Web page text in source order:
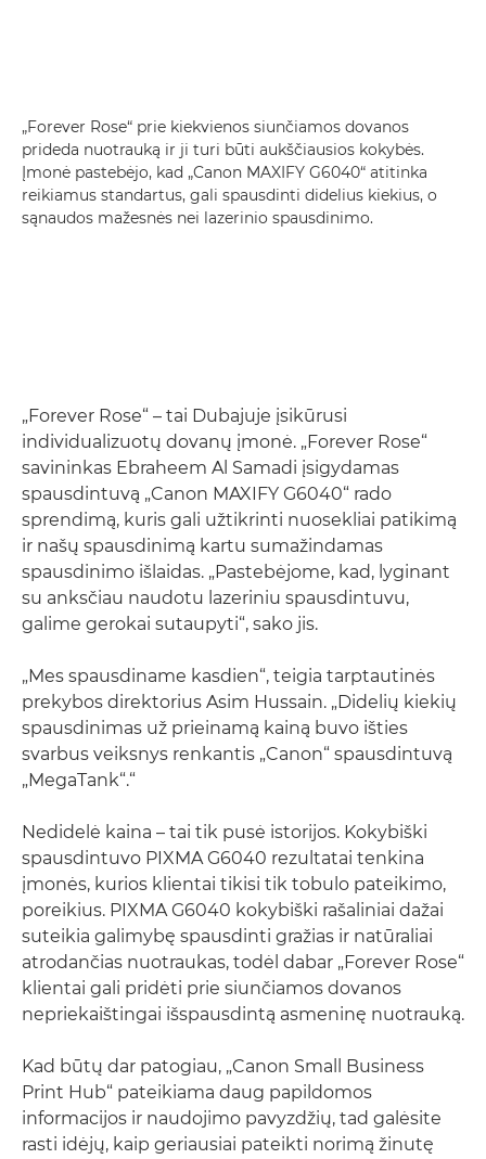
„Forever Rose“ prie kiekvienos siunčiamos dovanos
prideda nuotrauką ir ji turi būti aukščiausios kokybės.
Įmonė pastebėjo, kad „Canon MAXIFY G6040“ atitinka
reikiamus standartus, gali spausdinti didelius kiekius, o
sąnaudos mažesnės nei lazerinio spausdinimo.
„Forever Rose“ – tai Dubajuje įsikūrusi
individualizuotų dovanų įmonė. „Forever Rose“
savininkas Ebraheem Al Samadi įsigydamas
spausdintuvą „Canon MAXIFY G6040“ rado
sprendimą, kuris gali užtikrinti nuosekliai patikimą
ir našų spausdinimą kartu sumažindamas
spausdinimo išlaidas. „Pastebėjome, kad, lyginant
su anksčiau naudotu lazeriniu spausdintuvu,
galime gerokai sutaupyti“, sako jis.
„Mes spausdiname kasdien“, teigia tarptautinės
prekybos direktorius Asim Hussain. „Didelių kiekių
spausdinimas už prieinamą kainą buvo išties
svarbus veiksnys renkantis „Canon“ spausdintuvą
„MegaTank“.“
Nedidelė kaina – tai tik pusė istorijos. Kokybiški
spausdintuvo PIXMA G6040 rezultatai tenkina
įmonės, kurios klientai tikisi tik tobulo pateikimo,
poreikius. PIXMA G6040 kokybiški rašaliniai dažai
suteikia galimybę spausdinti gražias ir natūraliai
atrodančias nuotraukas, todėl dabar „Forever Rose“
klientai gali pridėti prie siunčiamos dovanos
nepriekaištingai išspausdintą asmeninę nuotrauką.
Kad būtų dar patogiau, „Canon Small Business
Print Hub“ pateikiama daug papildomos
informacijos ir naudojimo pavyzdžių, tad galėsite
rasti idėjų, kaip geriausiai pateikti norimą žinutę